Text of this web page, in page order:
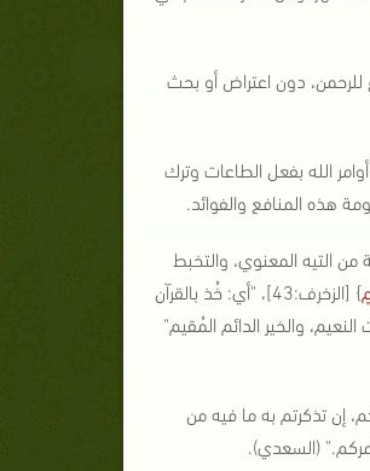
للرحمن، دون اعتراض أو بحث
الله بفعل الطاعات وترك
هذه المنافع والفوائد.
التيه المعنوي، والتخبط
} [الزخرف:43]، "أي: خُذ بالقرآن
والخير الدائم المُقيم"
إن تذكرتم به ما فيه من
(السعدي).